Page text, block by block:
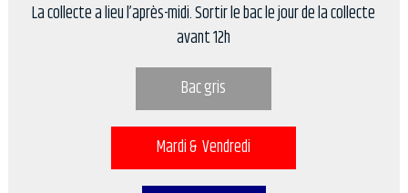
La collecte a lieu l’après-midi. Sortir le bac le jour de la collecte
avant 12h
Bac gris
Mardi & Vendredi